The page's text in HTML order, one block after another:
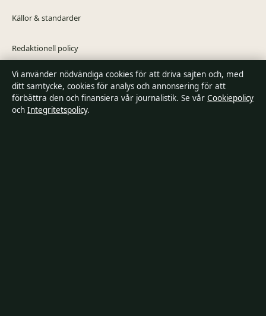
Källor & standarder
Redaktionell policy
Rättelsepolicy
Tillgänglighetsredogörelse
Vi använder nödvändiga cookies för att driva sajten och, med
ditt samtycke, cookies för analys och annonsering för att
förbättra den och finansiera vår journalistik. Se vår Cookiepolicy
och Integritetspolicy.